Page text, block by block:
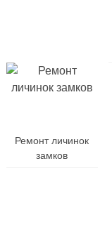
Ремонт личинок
замков